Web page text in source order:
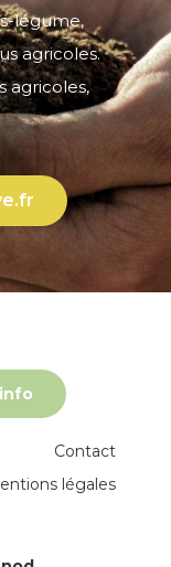
légume,
agricoles.
agricoles,
Contact
légales